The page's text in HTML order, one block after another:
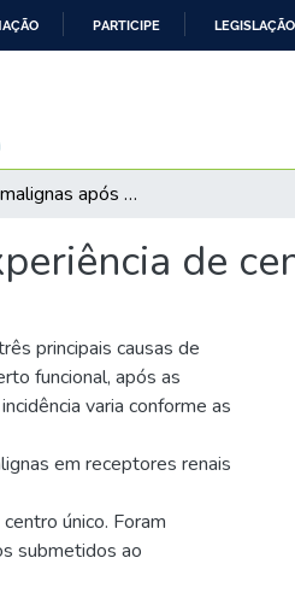
PARTICIPE LEGISLAÇÃO
Neoplasias malignas após transplante renal: experiência de centro único
de
principais causas de
funcional, após as
varia conforme as
em receptores renais
único. Foram
submetidos ao